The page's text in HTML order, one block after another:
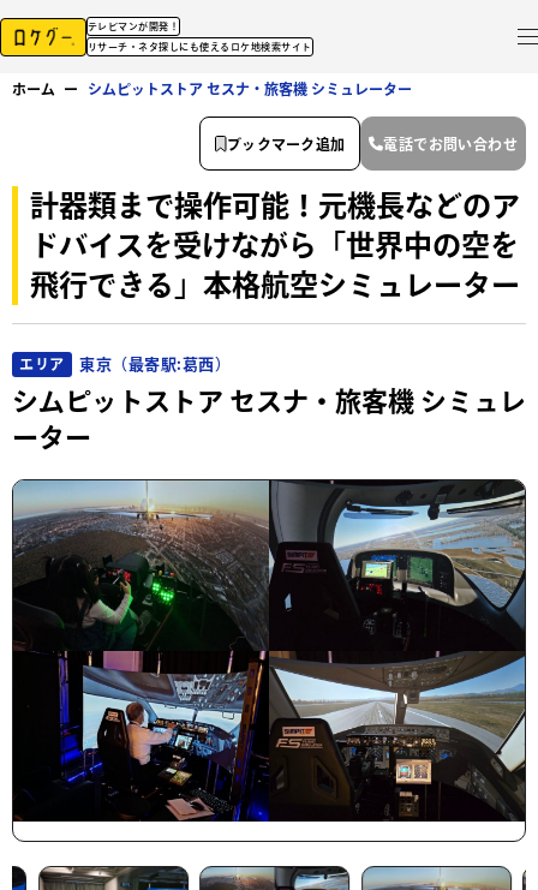
テレビマンが開発！
リサーチ・ネタ探しにも使えるロケ地検索サイト
ホーム ー シムピットストア セスナ・旅客機 シミュレーター
計器類まで操作可能！元機長などのア
ドバイスを受けながら「世界中の空を
飛行できる」本格航空シミュレーター
エリア 東京（最寄駅:葛西）
シムピットストア セスナ・旅客機 シミュレ
ーター
ブックマーク追加 電話でお問い合わせ